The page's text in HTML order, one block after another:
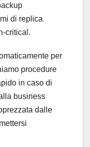
di replica
critical.
per
procedure
in caso di
business
dalle